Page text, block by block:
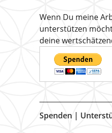
Wenn Du meine
unterstützen
deine
Spenden |